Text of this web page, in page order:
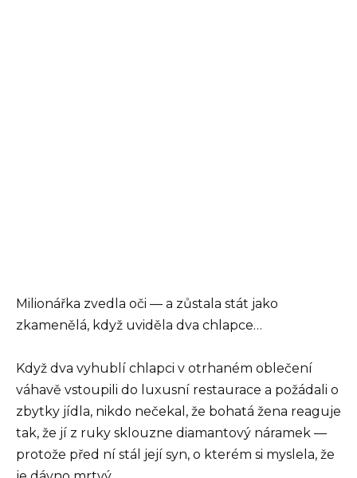
Milionářka zvedla oči — a zůstala stát jako
zkamenělá, když uviděla dva chlapce…
Když dva vyhublí chlapci v otrhaném oblečení
váhavě vstoupili do luxusní restaurace a požádali o
zbytky jídla, nikdo nečekal, že bohatá žena reaguje
tak, že jí z ruky sklouzne diamantový náramek —
protože před ní stál její syn, o kterém si myslela, že